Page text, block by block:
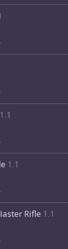
1.1
1.1
Rifle 1.1